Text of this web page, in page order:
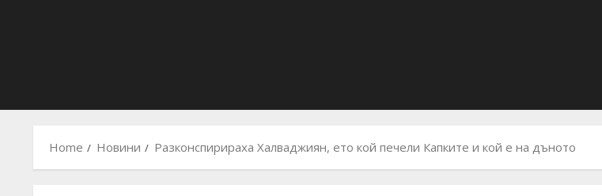
Home Новини Разконспирираха Халваджиян, ето кой печели Капките и кой е на дъното